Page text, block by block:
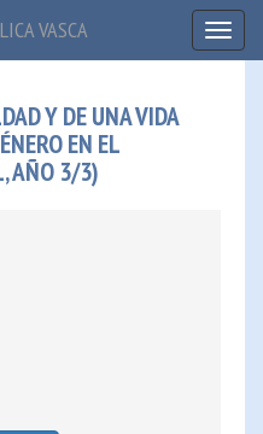
VASCA
Y DE UNA VIDA
EN EL
AÑO 3/3)